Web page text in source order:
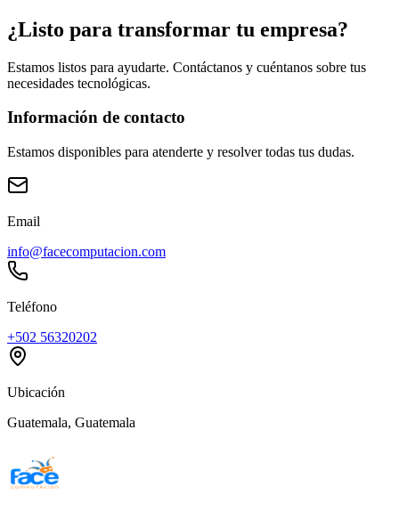
¿Listo para transformar tu empresa?
Estamos listos para ayudarte. Contáctanos y cuéntanos sobre tus
necesidades tecnológicas.
Información de contacto
Estamos disponibles para atenderte y resolver todas tus dudas.
Email
info@facecomputacion.com
Teléfono
+502 56320202
Ubicación
Guatemala, Guatemala